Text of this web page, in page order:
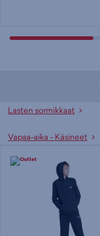
Lasten sormikkaat
Vapaa-aika - Käsineet